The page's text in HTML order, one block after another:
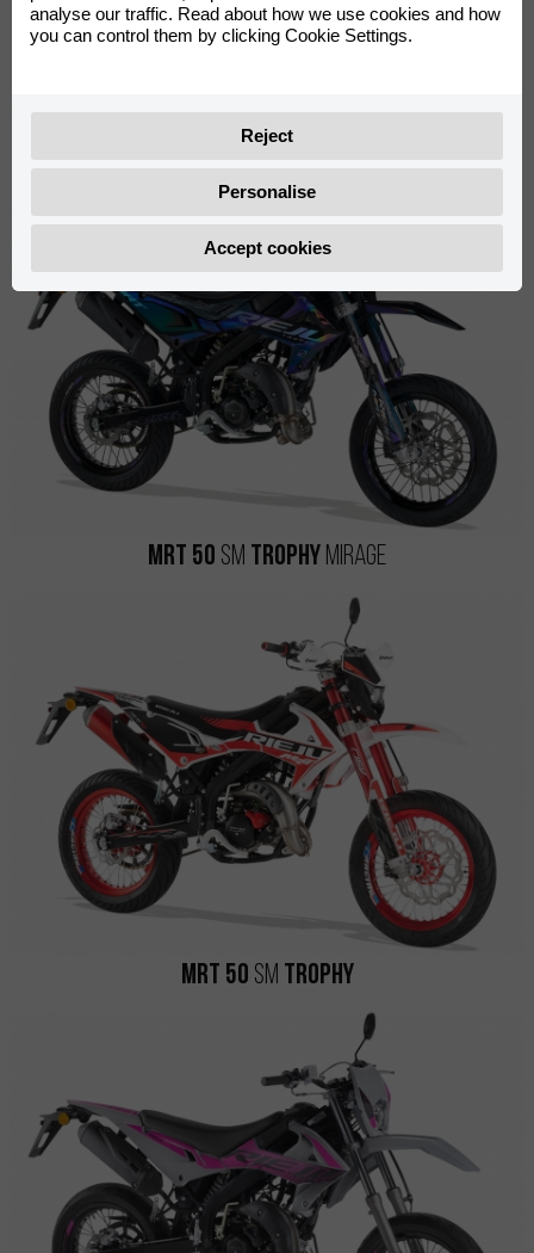
ProBlack Series
MRT 50 SM Trophy Mirage
MRT 50 SM Trophy
analyse our traffic. Read about how we use cookies and how
you can control them by clicking Cookie Settings.
Reject
Personalise
Accept cookies